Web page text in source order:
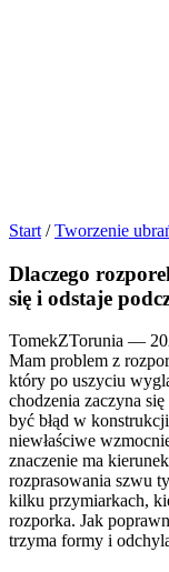
Start / Tworzenie
Dlaczego
się i odstaje
TomekZTorunia —
Mam problem z
który po uszyciu
chodzenia zaczyna
być błąd w
niewłaściwe
znaczenie ma
rozprasowania szwu
kilku przymiarkach,
rozporka. Jak
trzyma formy i